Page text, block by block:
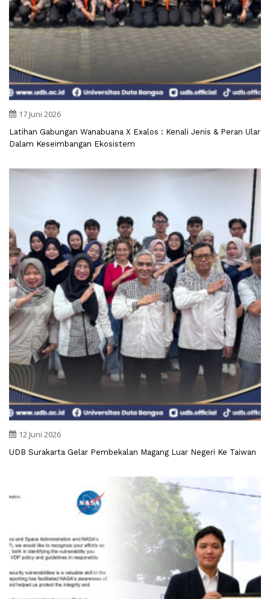
17 Juni 2026
Latihan Gabungan Wanabuana X Exalos : Kenali Jenis & Peran Ular
Dalam Keseimbangan Ekosistem
12 Juni 2026
UDB Surakarta Gelar Pembekalan Magang Luar Negeri Ke Taiwan